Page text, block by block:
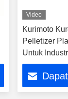
Video
Kurimoto
Pelletizer
Untuk